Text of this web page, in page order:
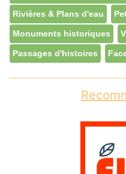
Rivières & Plans d'eau
Monuments historiques
Passages d'histoires